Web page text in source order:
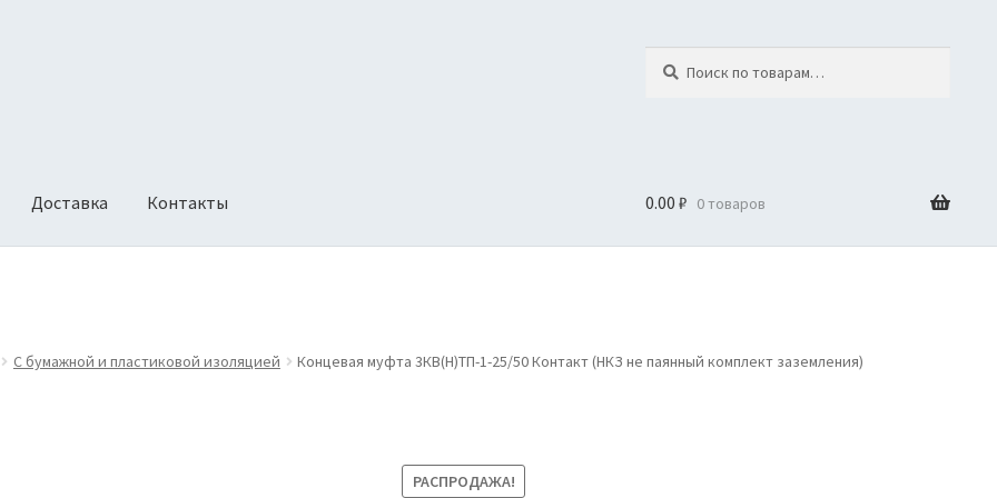
Доставка Контакты 0.00₽ 0 товаров
С бумажной и пластиковой изоляцией Концевая муфта 3КВ(Н)ТП-1-25/50 Контакт (НКЗ не паянный комплект заземления)
РАСПРОДАЖА!